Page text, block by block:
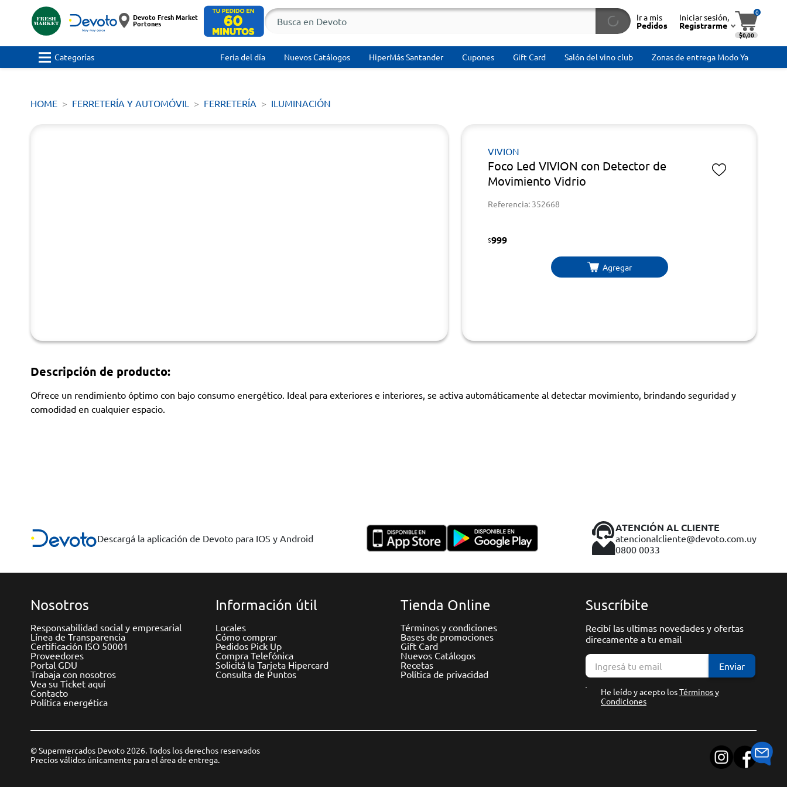
Devoto Fresh Market
Portones
Ir a mis
Pedidos
Iniciar sesión,
Registrarme
0
$0,00
Categorías Feria del día Nuevos Catálogos HiperMás Santander Cupones Gift Card Salón del vino club Zonas de entrega Modo Ya
HOME FERRETERÍA Y AUTOMÓVIL FERRETERÍA ILUMINACIÓN
VIVION
Foco Led VIVION con Detector de
Movimiento Vidrio
Referencia: 352668
$999
Agregar
Descripción de producto:
Ofrece un rendimiento óptimo con bajo consumo energético. Ideal para exteriores e interiores, se activa automáticamente al detectar movimiento, brindando seguridad y
comodidad en cualquier espacio.
Descargá la aplicación de Devoto para IOS y Android
ATENCIÓN AL CLIENTE
atencionalcliente@devoto.com.uy
0800 0033
Nosotros
Responsabilidad social y empresarial
Línea de Transparencia
Certificación ISO 50001
Proveedores
Portal GDU
Trabaja con nosotros
Vea su Ticket aquí
Contacto
Política energética
Información útil
Locales
Cómo comprar
Pedidos Pick Up
Compra Telefónica
Solicitá la Tarjeta Hipercard
Consulta de Puntos
Tienda Online
Términos y condiciones
Bases de promociones
Gift Card
Nuevos Catálogos
Recetas
Política de privacidad
Suscríbite
Recibí las ultimas novedades y ofertas
direcamente a tu email
Enviar
He leído y acepto losTérminos y
Condiciones
© Supermercados Devoto 2026. Todos los derechos reservados
Precios válidos únicamente para el área de entrega.